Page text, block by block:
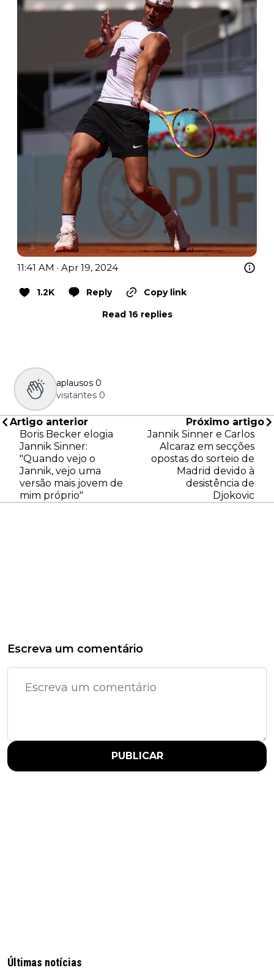
11:41 AM · Apr 19, 2024
1.2K Reply
Copy link
Read 16 replies
aplausos 0
visitantes 0
Artigo anterior
Boris Becker elogia
Jannik Sinner:
"Quando vejo o
Jannik, vejo uma
versão mais jovem de
mim próprio"
Próximo artigo
Jannik Sinner e Carlos
Alcaraz em secções
opostas do sorteio de
Madrid devido à
desistência de
Djokovic
Escreva um comentário
PUBLICAR
Últimas notícias